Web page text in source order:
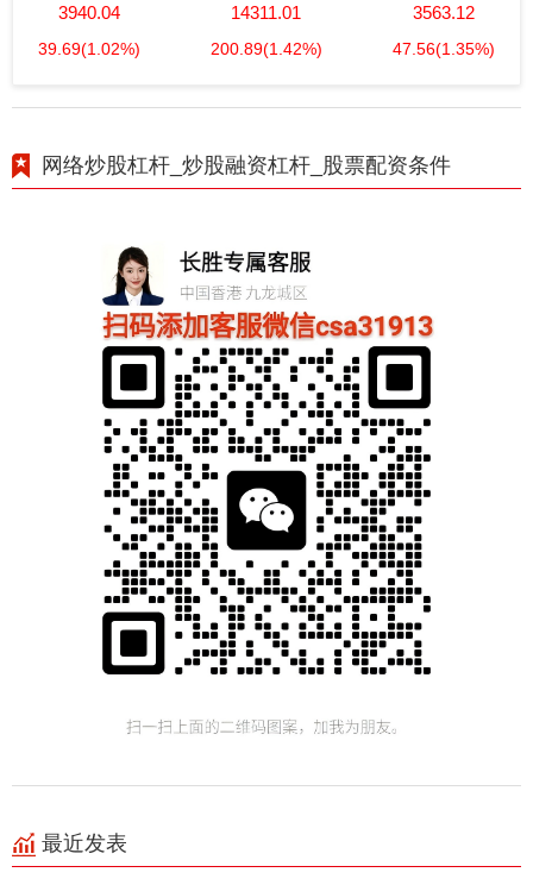
3940.04
39.69(1.02%)
14311.01
200.89(1.42%)
3563.12
47.56(1.35%)
网络炒股杠杆_炒股融资杠杆_股票配资条件
最近发表